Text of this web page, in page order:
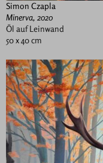
Simon Czapla
Minerva, 2020
Öl auf Leinwand
50 x 40 cm